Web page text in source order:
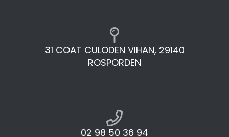
31 COAT CULODEN VIHAN, 29140
ROSPORDEN
02 98 50 36 94